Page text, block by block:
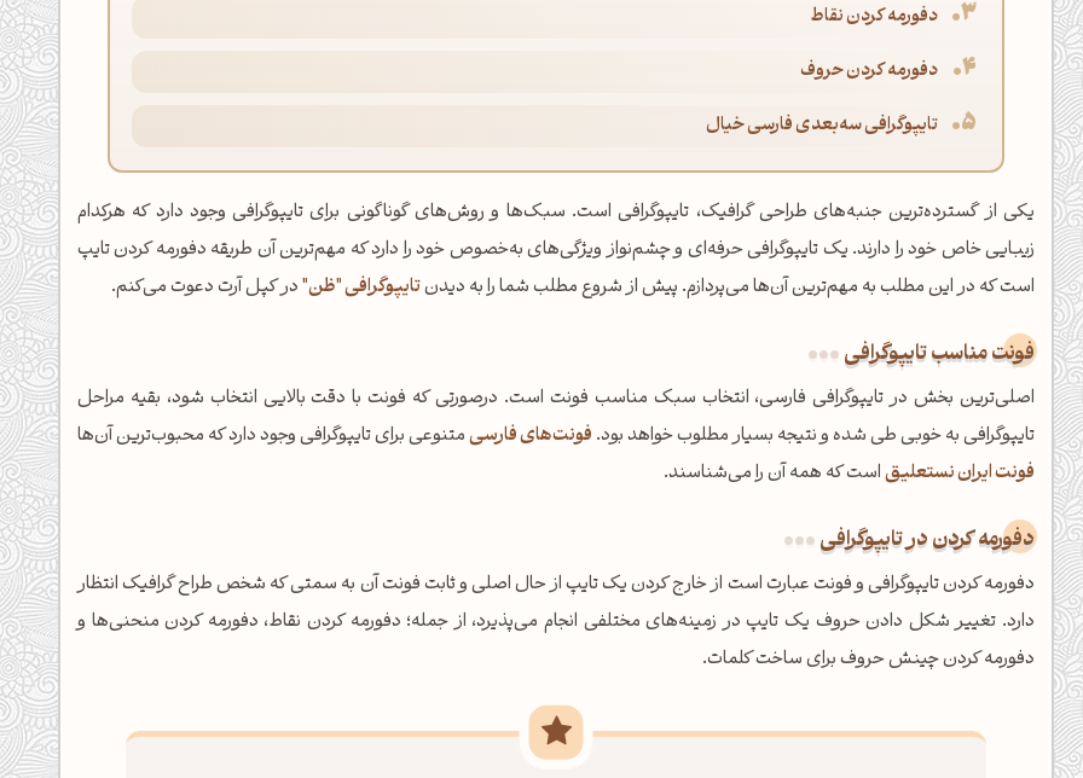
دفورمه کردن نقاط
دفورمه کردن حروف
تایپوگرافی سه‌بعدی فارسی خیال
یکی از گسترده‌ترین جنبه‌های طراحی گرافیک، تایپوگرافی است. سبک‌ها و روش‌های گوناگونی برای تایپوگرافی وجود دارد که هرکدام
زیبایی خاص خود را دارند. یک تایپوگرافی حرفه‌ای و چشم‌نواز ویژگی‌های به‌خصوص خود را دارد که مهم‌ترین آن طریقه دفورمه کردن تایپ
است که در این مطلب به مهم‌ترین آن‌ها می‌پردازم. پیش از شروع مطلب شما را به دیدنتایپوگرافی "ظن"در کپل آرت دعوت می‌کنم.
فونت مناسب تایپوگرافی
اصلی‌ترین بخش در تایپوگرافی فارسی، انتخاب سبک مناسب فونت است. درصورتی که فونت با دقت بالایی انتخاب شود، بقیه مراحل
تایپوگرافی به خوبی طی شده و نتیجه بسیار مطلوب خواهد بود.فونت‌های فارسیمتنوعی برای تایپوگرافی وجود دارد که محبوب‌ترین آن‌ها
فونت ایران نستعلیقاست که همه آن را می‌شناسند.
دفورمه کردن در تایپوگرافی
دفورمه کردن تایپوگرافی و فونت عبارت است از خارج کردن یک تایپ از حال اصلی و ثابت فونت آن به سمتی که شخص طراح گرافیک انتظار
دارد. تغییر شکل دادن حروف یک تایپ در زمینه‌های مختلفی انجام می‌پذیرد، از جمله؛ دفورمه کردن نقاط، دفورمه کردن منحنی‌ها و
دفورمه کردن چینش حروف برای ساخت کلمات.